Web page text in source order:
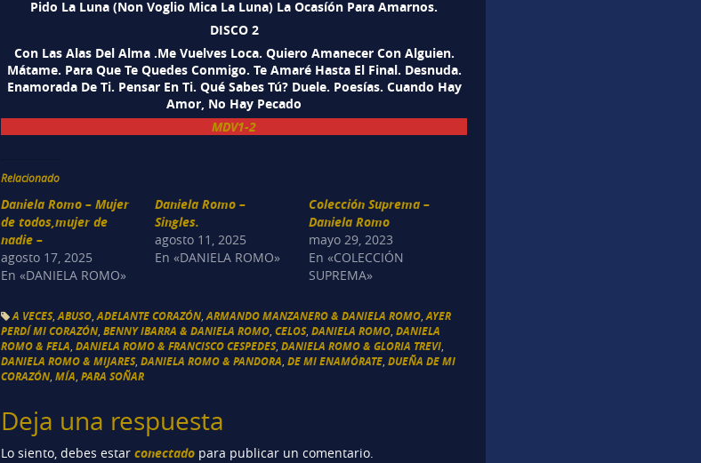
Pido La Luna (Non Voglio Mica La Luna) La Ocasíón Para Amarnos.
DISCO 2
Con Las Alas Del Alma .Me Vuelves Loca. Quiero Amanecer Con Alguien.
Mátame. Para Que Te Quedes Conmigo. Te Amaré Hasta El Final. Desnuda.
Enamorada De Ti. Pensar En Ti. Qué Sabes Tú? Duele. Poesías. Cuando Hay
Amor, No Hay Pecado
MDV1-2
Relacionado
Daniela Romo – Mujer
de todos,mujer de
nadie –
agosto 17, 2025
En «DANIELA ROMO»
Daniela Romo –
Singles.
agosto 11, 2025
En «DANIELA ROMO»
Colección Suprema –
Daniela Romo
mayo 29, 2023
En «COLECCIÓN
SUPREMA»
A VECES,ABUSO,ADELANTE CORAZÓN,ARMANDO MANZANERO & DANIELA ROMO,AYER
PERDÍ MI CORAZÓN,BENNY IBARRA & DANIELA ROMO,CELOS,DANIELA ROMO,DANIELA
ROMO & FELA,DANIELA ROMO & FRANCISCO CESPEDES,DANIELA ROMO & GLORIA TREVI,
DANIELA ROMO & MIJARES,DANIELA ROMO & PANDORA,DE MI ENAMÓRATE,DUEÑA DE MI
CORAZÓN,MÍA,PARA SOÑAR
Deja una respuesta
Lo siento, debes estarconectado para publicar un comentario.